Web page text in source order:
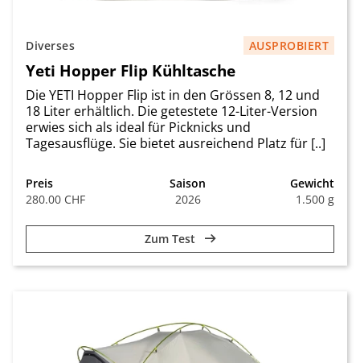
Diverses AUSPROBIERT
Yeti Hopper Flip Kühltasche
Die YETI Hopper Flip ist in den Grössen 8, 12 und
18 Liter erhältlich. Die getestete 12-Liter-Version
erwies sich als ideal für Picknicks und
Tagesausflüge. Sie bietet ausreichend Platz für [..]
Preis
280.00 CHF
Saison
2026
Gewicht
1.500 g
Zum Test